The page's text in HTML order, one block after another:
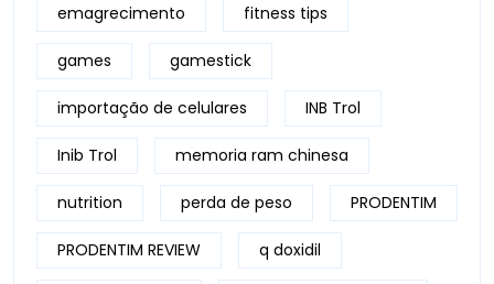
emagrecimento fitness tips
games gamestick
importação de celulares INB Trol
Inib Trol memoria ram chinesa
nutrition perda de peso PRODENTIM
PRODENTIM REVIEW q doxidil